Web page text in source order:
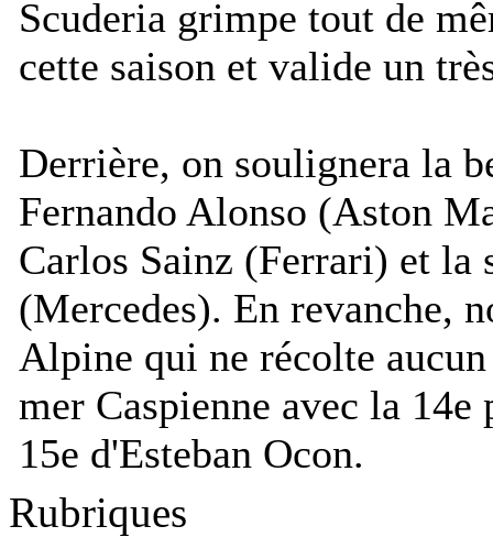
Scuderia grimpe tout de
cette saison et valide un
Derrière, on soulignera la
Fernando Alonso (Aston
Carlos Sainz (Ferrari) et
(Mercedes). En revanche,
Alpine qui ne récolte
mer Caspienne avec la
15e d'Esteban Ocon.
Rubriques